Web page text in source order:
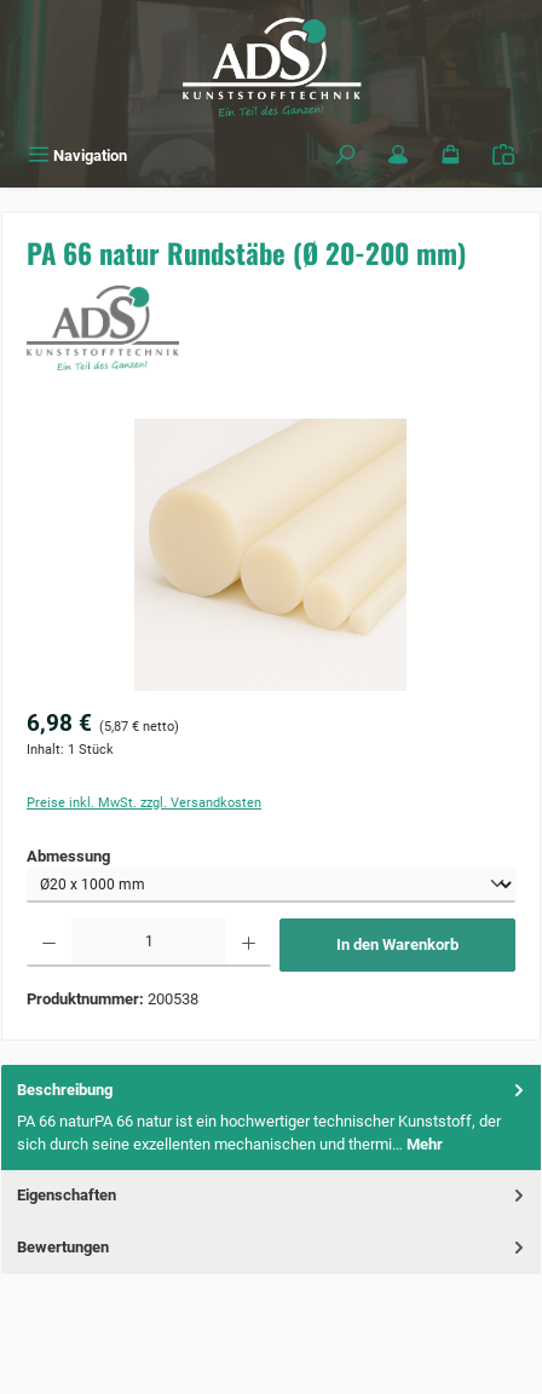
Navigation
PA 66 natur Rundstäbe (Ø 20-200 mm)
6,98 € (5,87 € netto)
Inhalt: 1 Stück
Preise inkl. MwSt. zzgl. Versandkosten
Abmessungauswählen
In den Warenkorb
Produktnummer: 200538
Beschreibung
PA 66 naturPA 66 natur ist ein hochwertiger technischer Kunststoff, der
sich durch seine exzellenten mechanischen und thermi… Mehr
Eigenschaften
Bewertungen